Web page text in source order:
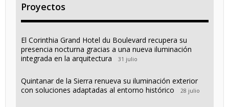
Proyectos
El Corinthia Grand Hotel du Boulevard recupera su
presencia nocturna gracias a una nueva iluminación
integrada en la arquitectura
31 julio
Quintanar de la Sierra renueva su iluminación exterior
con soluciones adaptadas al entorno histórico
28 julio